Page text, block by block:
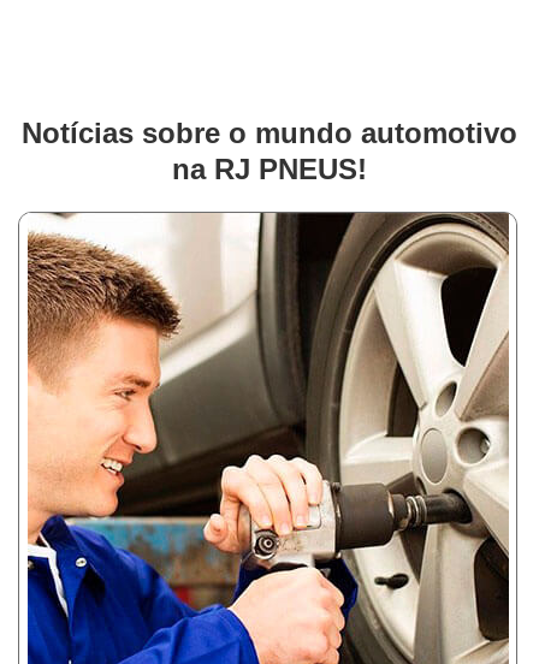
Notícias sobre o mundo automotivo
na RJ PNEUS!